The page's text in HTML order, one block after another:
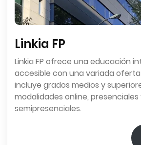
Linkia FP
Linkia FP ofrece una educación
accesible con una variada
incluye grados medios y
modalidades online, presenciales
semipresenciales.